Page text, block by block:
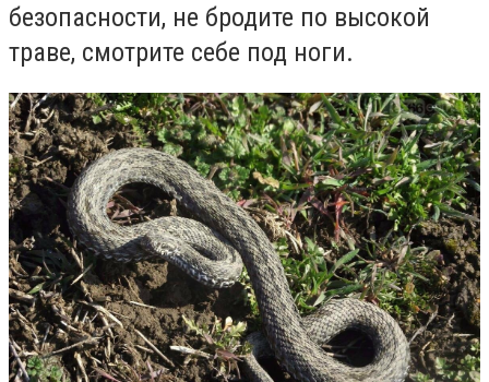
безопасности, не бродите по высокой
траве, смотрите себе под ноги.